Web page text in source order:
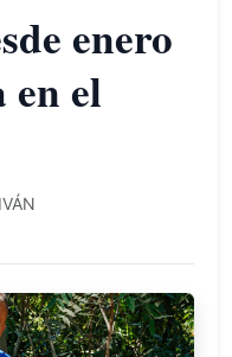
enero
en el